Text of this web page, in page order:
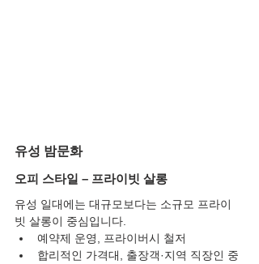
유성 밤문화
오피 스타일 – 프라이빗 살롱
유성 일대에는 대규모보다는 소규모 프라이
빗 살롱이 중심입니다.
예약제 운영, 프라이버시 철저
합리적인 가격대, 출장객·지역 직장인 중